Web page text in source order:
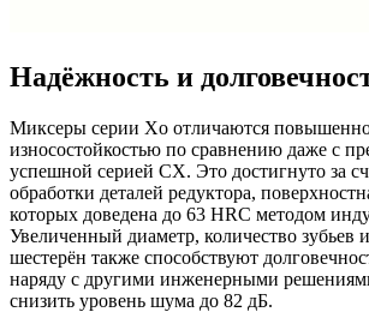
Надёжность и
Миксеры серии Xo отличаются
износостойкостью по сравнению даже с
успешной серией CX. Это достигнуто за
обработки деталей редуктора,
которых доведена до 63 HRC методом
Увеличенный диаметр, количество зубьев
шестерён также способствуют
наряду с другими инженерными
снизить уровень шума до 82 дБ.